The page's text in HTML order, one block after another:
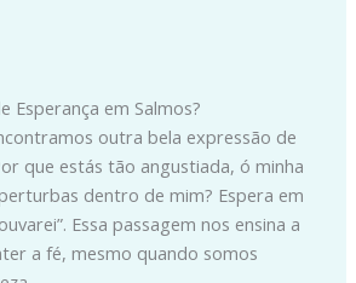
Esperança em Salmos?
outra bela expressão de
que estás tão angustiada, ó minha
dentro de mim? Espera em
Essa passagem nos ensina a
a fé, mesmo quando somos